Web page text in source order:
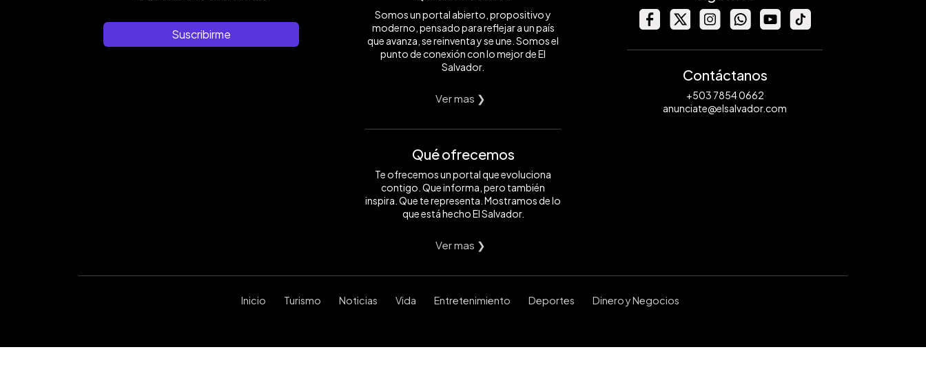
Suscribirme
Somos un portal abierto, propositivo y
moderno, pensado para reflejar a un país
que avanza, se reinventa y se une. Somos el
punto de conexión con lo mejor de El
Salvador.
Ver mas ❯
Qué ofrecemos
Te ofrecemos un portal que evoluciona
contigo. Que informa, pero también
inspira. Que te representa. Mostramos de lo
que está hecho El Salvador.
Ver mas ❯
Contáctanos
+503 7854 0662
anunciate@elsalvador.com
Inicio Turismo Noticias Vida Entretenimiento Deportes Dinero y Negocios